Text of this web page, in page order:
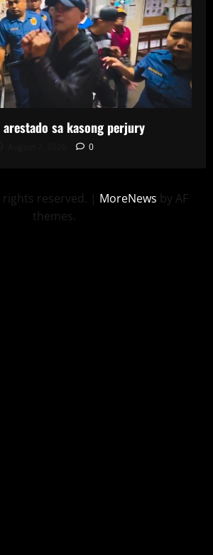
arestado sa kasong perjury
0
reserved. | MoreNews by AF
themes.